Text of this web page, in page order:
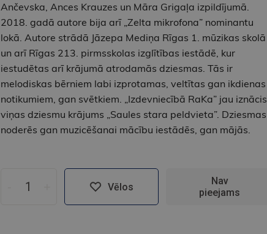
Ančevska, Ances Krauzes un Māra Grigaļa izpildījumā.
2018. gadā autore bija arī „Zelta mikrofona” nominantu
lokā. Autore strādā Jāzepa Mediņa Rīgas 1. mūzikas skolā
un arī Rīgas 213. pirmsskolas izglītības iestādē, kur
iestudētas arī krājumā atrodamās dziesmas. Tās ir
melodiskas bērniem labi izprotamas, veltītas gan ikdienas
notikumiem, gan svētkiem. „Izdevniecībā RaKa” jau iznācis
viņas dziesmu krājums „Saules stara peldvieta”. Dziesmas
noderēs gan muzicēšanai mācību iestādēs, gan mājās.
Vēlos
Nav
pieejams